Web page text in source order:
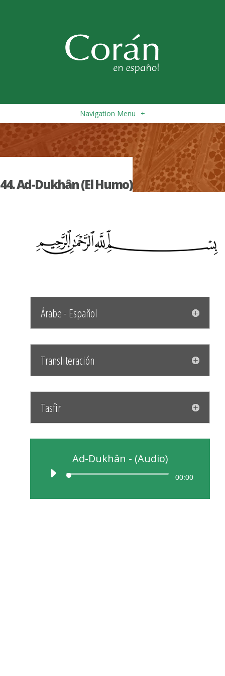
Navigation Menu +
44. Ad-Dukhân (El Humo)
Árabe - Español
Transliteración
Tasfir
Ad-Dukhân - (Audio)
00:00